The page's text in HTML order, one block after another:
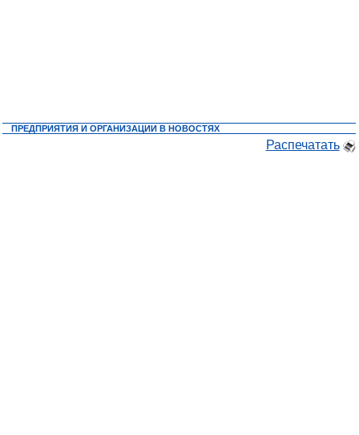
ПРЕДПРИЯТИЯ И ОРГАНИЗАЦИИ В НОВОСТЯХ
Распечатать